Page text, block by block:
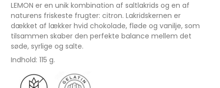
LEMON er en unik kombination af saltlakrids og en af
naturens friskeste frugter: citron. Lakridskernen er
dækket af lækker hvid chokolade, fløde og vanilje, som
tilsammen skaber den perfekte balance mellem det
søde, syrlige og salte.
Indhold: 115 g.